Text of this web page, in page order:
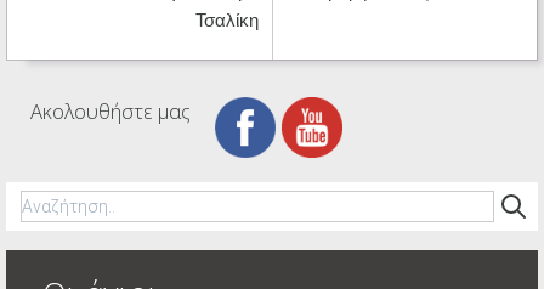
Τσαλίκη
Ακολουθήστε μας